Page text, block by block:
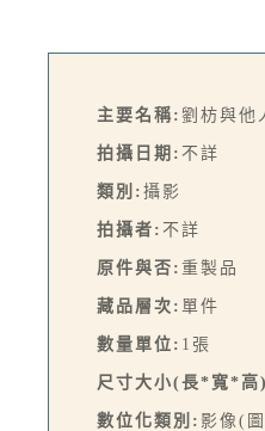
主要名稱: 劉枋與他
拍攝日期: 不詳
類別: 攝影
拍攝者: 不詳
原件與否: 重製品
藏品層次: 單件
數量單位: 1張
尺寸大小(長*寬*高
數位化類別: 影像(